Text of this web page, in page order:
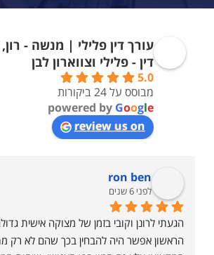
עורך דין פלילי | מנשה -
דין - פלילי וצווארון לבן
5.0
מבוסס על 24 ביקורות
powered by Google
review us on
יעקב אנגר
לפני 6 שנים
ונפשית והתוצאה גם היא מעולה. ממליץ